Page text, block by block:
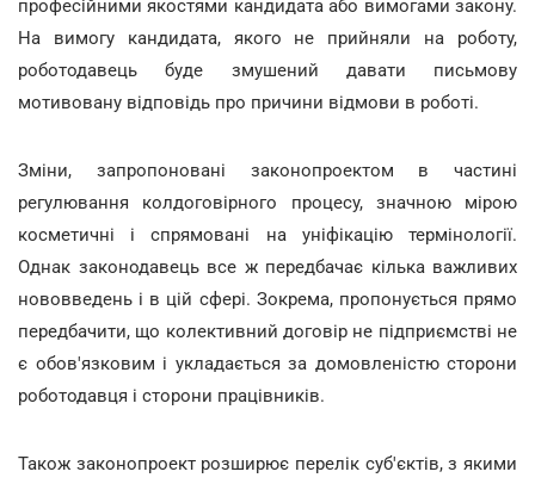
професійними якостями кандидата або вимогами закону.
На вимогу кандидата, якого не прийняли на роботу,
роботодавець буде змушений давати письмову
мотивовану відповідь про причини відмови в роботі.
Зміни, запропоновані законопроектом в частині
регулювання колдоговірного процесу, значною мірою
косметичні і спрямовані на уніфікацію термінології.
Однак законодавець все ж передбачає кілька важливих
нововведень і в цій сфері. Зокрема, пропонується прямо
передбачити, що колективний договір не підприємстві не
є обов'язковим і укладається за домовленістю сторони
роботодавця і сторони працівників.
Також законопроект розширює перелік суб'єктів, з якими